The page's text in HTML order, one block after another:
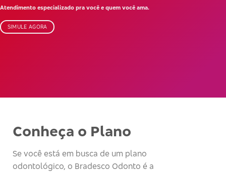
Atendimento especializado pra você e quem você ama.
SIMULE AGORA
Conheça o Plano
Se você está em busca de um plano
odontológico, o Bradesco Odonto é a